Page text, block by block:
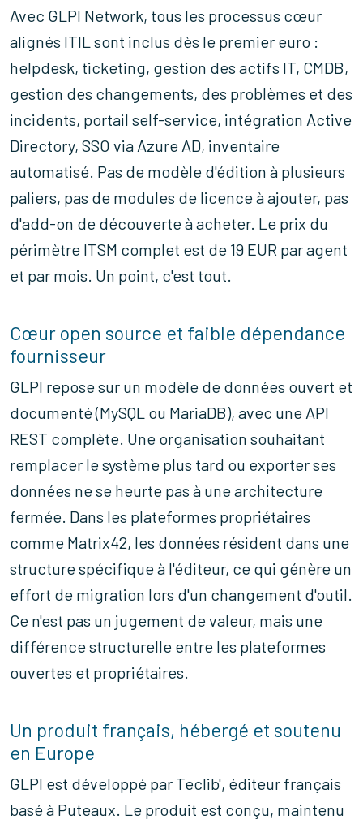
Avec GLPI Network, tous les processus cœur
alignés ITIL sont inclus dès le premier euro :
helpdesk, ticketing, gestion des actifs IT, CMDB,
gestion des changements, des problèmes et des
incidents, portail self-service, intégration Active
Directory, SSO via Azure AD, inventaire
automatisé. Pas de modèle d'édition à plusieurs
paliers, pas de modules de licence à ajouter, pas
d'add-on de découverte à acheter. Le prix du
périmètre ITSM complet est de 19 EUR par agent
et par mois. Un point, c'est tout.
Cœur open source et faible dépendance
fournisseur
GLPI repose sur un modèle de données ouvert et
documenté (MySQL ou MariaDB), avec une API
REST complète. Une organisation souhaitant
remplacer le système plus tard ou exporter ses
données ne se heurte pas à une architecture
fermée. Dans les plateformes propriétaires
comme Matrix42, les données résident dans une
structure spécifique à l'éditeur, ce qui génère un
effort de migration lors d'un changement d'outil.
Ce n'est pas un jugement de valeur, mais une
différence structurelle entre les plateformes
ouvertes et propriétaires.
Un produit français, hébergé et soutenu
en Europe
GLPI est développé par Teclib', éditeur français
basé à Puteaux. Le produit est conçu, maintenu